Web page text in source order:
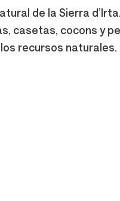
de la Sierra
casetas, cocons y
recursos